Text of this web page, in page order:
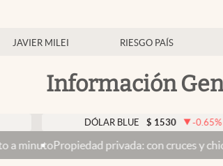
JAVIER MILEI RIESGO PAÍS
Información
DÓLAR BLUE $ 1530 -0.65%
privada: con cruces y chicanas, el